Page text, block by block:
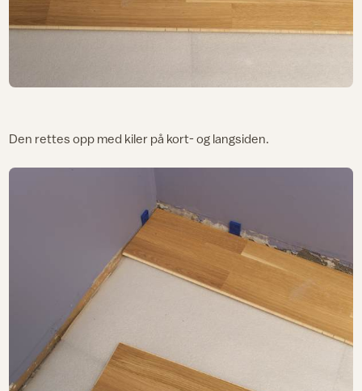
Den rettes opp med kiler på kort- og langsiden.